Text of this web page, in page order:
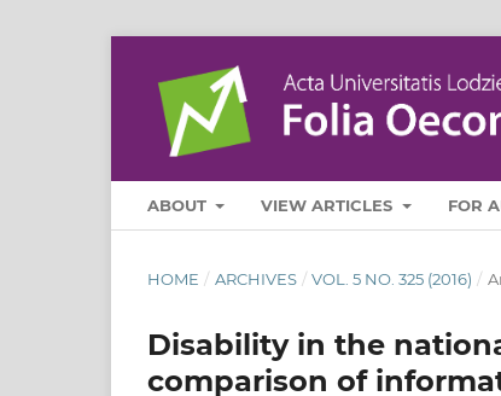
ABOUT VIEW ARTICLES FOR
HOME / ARCHIVES / VOL. 5 NO. 325 (2016) /
Disability in the
comparison of